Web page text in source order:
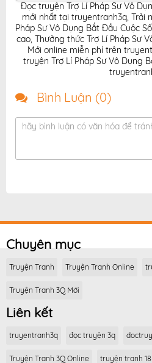
Đọc truyện Trợ Lí Pháp Sư Vô
mới nhất tại truyentranh3q, Trải
Pháp Sư Vô Dụng Bắt Đầu Cuộc
cao, Thưởng thức Trợ Lí Pháp Sư
Mới online miễn phí trên
truyện Trợ Lí Pháp Sư Vô Dụng
Bình Luận (0)
hãy bình luận có văn hóa để
Chuyên mục
Truyện Tranh Truyện Tranh Online
Truyện Tranh 3Q Mới
Liên kết
truyentranh3q đọc truyện 3q
Truyện Tranh 3Q Online truyện tranh